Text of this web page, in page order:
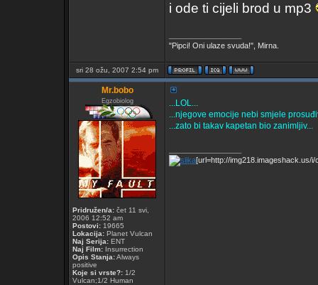
i ode ti cijeli brod u mp3
"Pipci! Oni ulaze svuda!", Mirna.
sri 28 ožu, 2007 2:54 pm
Mr.bobo
Egzobiolog
Pridružen/a: čet 11 svi,
2006 12:52 am
Postovi: 19665
Lokacija: Planet Vulcan
Naj Serija: ENT
Naj Film: Insurrection
Opis Stanja:Always
positive
Koje si vrste?: 1/2
Vulcan;1/2 Human
...LOL...
...njegove emocije nebi smjele
...zato bi takav kapetan bio zanimljiv...
[url=http://img218.imageshack.us/i/